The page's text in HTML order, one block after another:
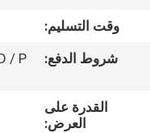
مراقبة
الجودة
اتصل
وقت التسليم:
شروط الدفع:
القدرة على
العرض: